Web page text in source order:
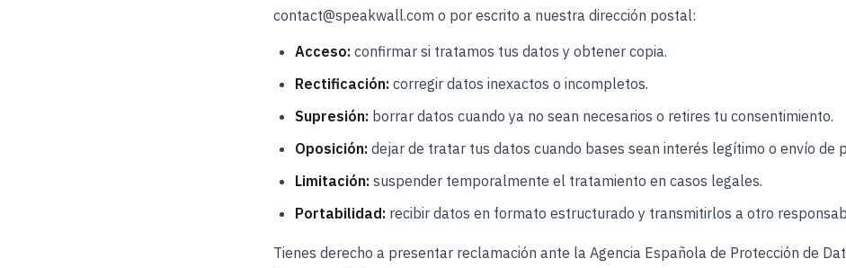
contact@speakwall.com o por escrito a nuestra dirección postal:
Acceso: confirmar si tratamos tus datos y obtener copia.
Rectificación: corregir datos inexactos o incompletos.
Supresión: borrar datos cuando ya no sean necesarios o retires tu consentimiento.
Oposición: dejar de tratar tus datos cuando bases sean interés legítimo o envío de
Limitación: suspender temporalmente el tratamiento en casos legales.
Portabilidad: recibir datos en formato estructurado y transmitirlos a otro
Tienes derecho a presentar reclamación ante la Agencia Española de Protección de